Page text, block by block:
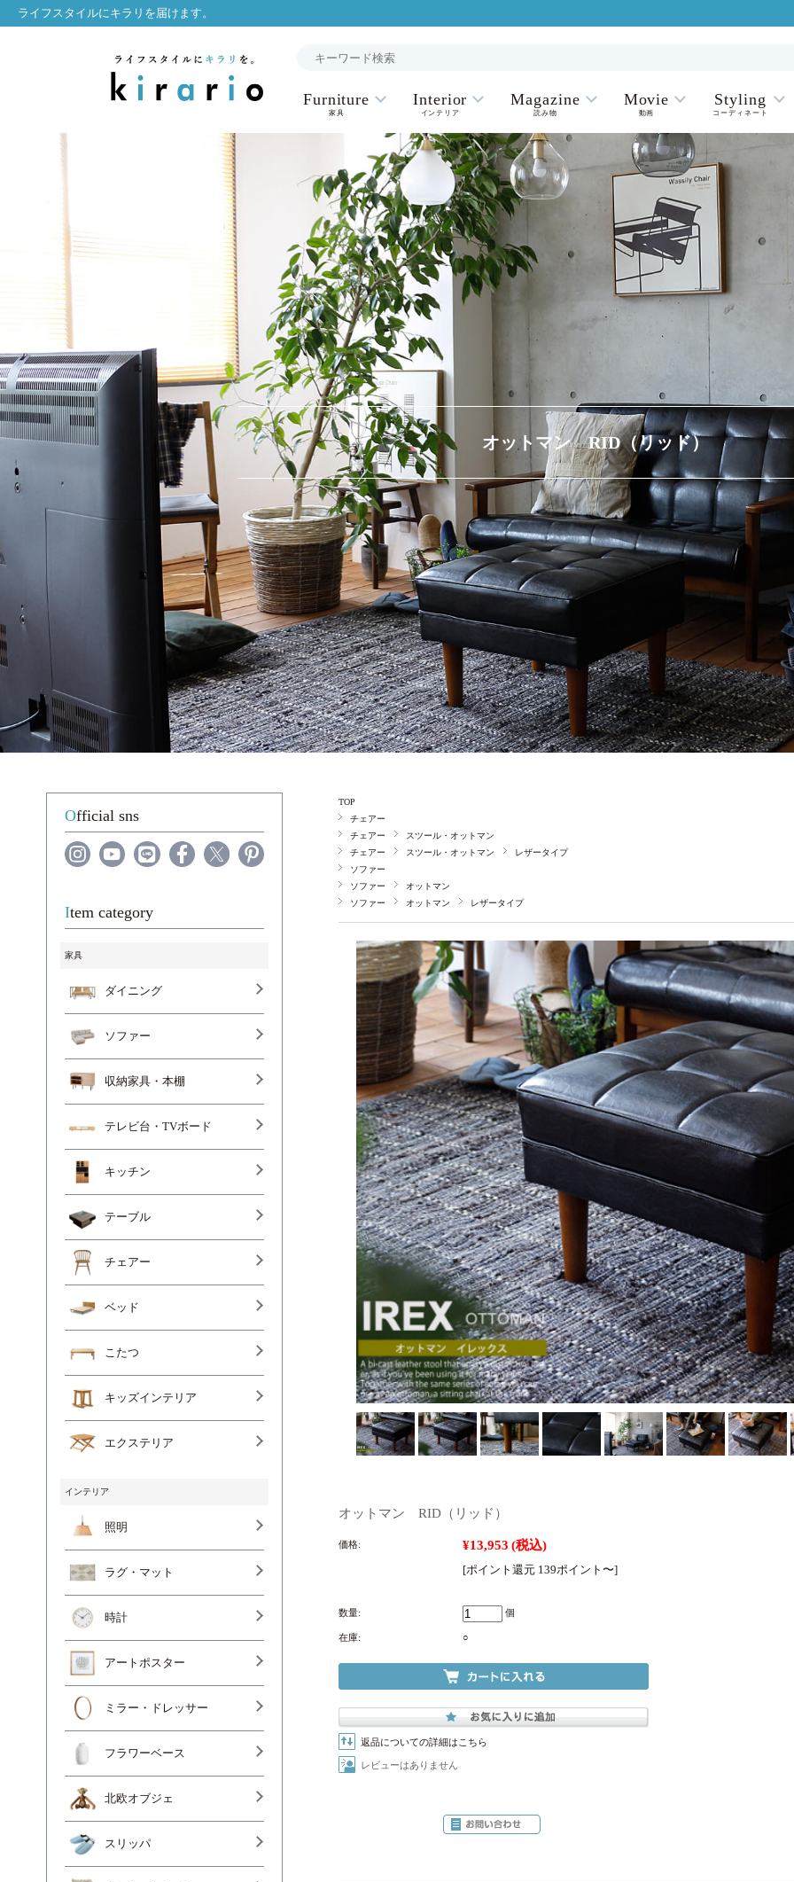
ライフスタイルにキラリを届けます。
Furniture
家具
Interior
インテリア
Magazine
読み物
Movie
動画
Styling
コーディネート
TOP
チェアー
チェアー
スツール・オットマン
チェアー
スツール・オットマン
レザータイプ
ソファー
ソファー
オットマン
ソファー
オットマン レザータイプ
オットマン RID（リッド）
価格: ¥13,953 (税込)
[ポイント還元 139ポイント〜]
数量: 個
在庫: ○
返品についての詳細はこちら
レビューはありません
Official sns
Item category
家具
ダイニング
ソファー
収納家具・本棚
テレビ台・TVボード
キッチン
テーブル
チェアー
ベッド
こたつ
キッズインテリア
エクステリア
インテリア
照明
ラグ・マット
時計
アートポスター
ミラー・ドレッサー
フラワーベース
北欧オブジェ
スリッパ